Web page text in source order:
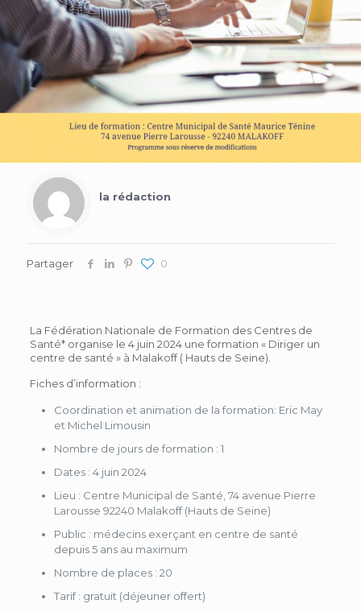
Partager 0
la rédaction
La Fédération Nationale de Formation des Centres de
Santé* organise le 4 juin 2024 une formation « Diriger un
centre de santé » à Malakoff ( Hauts de Seine).
Fiches d’information :
Coordination et animation de la formation: Eric May
et Michel Limousin
Nombre de jours de formation : 1
Dates : 4 juin 2024
Lieu : Centre Municipal de Santé, 74 avenue Pierre
Larousse 92240 Malakoff (Hauts de Seine)
Public : médecins exerçant en centre de santé
depuis 5 ans au maximum
Nombre de places : 20
Tarif : gratuit (déjeuner offert)